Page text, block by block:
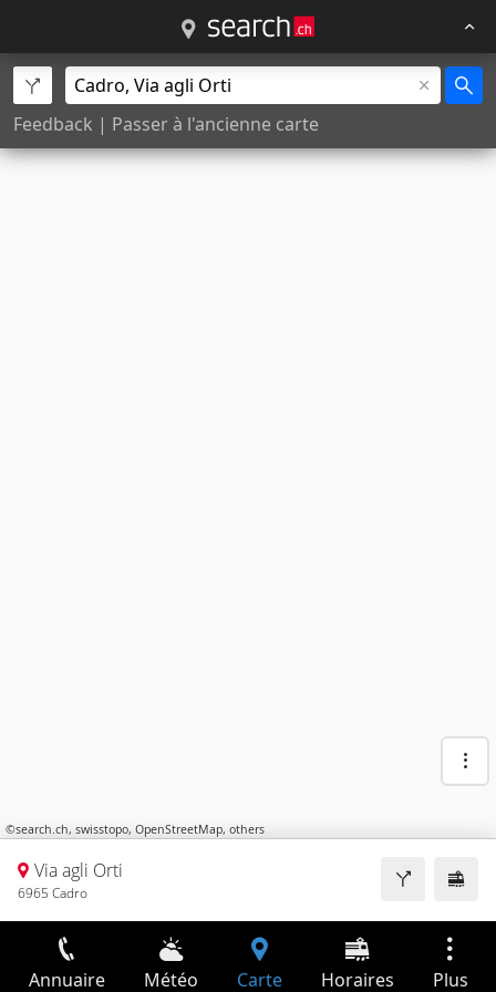
Feedback | Passer à l'ancienne carte
©search.ch, swisstopo, OpenStreetMap, others
Via agli Orti
6965 Cadro
Annuaire Météo Carte Horaires Plus